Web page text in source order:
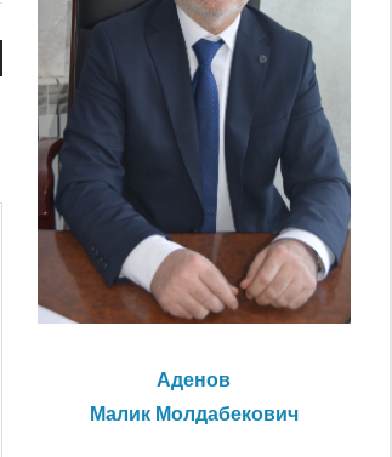
Аденов
Малик Молдабекович